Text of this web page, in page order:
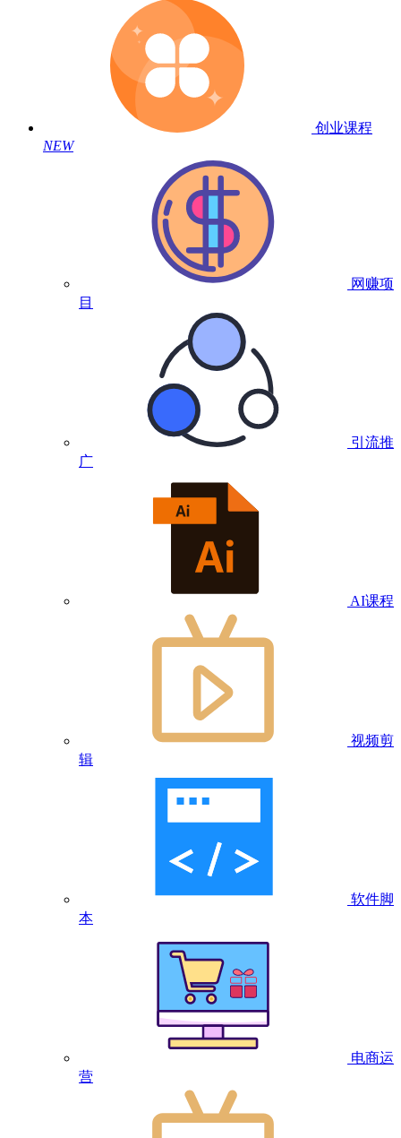
创业课程
NEW
网赚项
目
引流推
广
AI课程
视频剪
辑
软件脚
本
电商运
营